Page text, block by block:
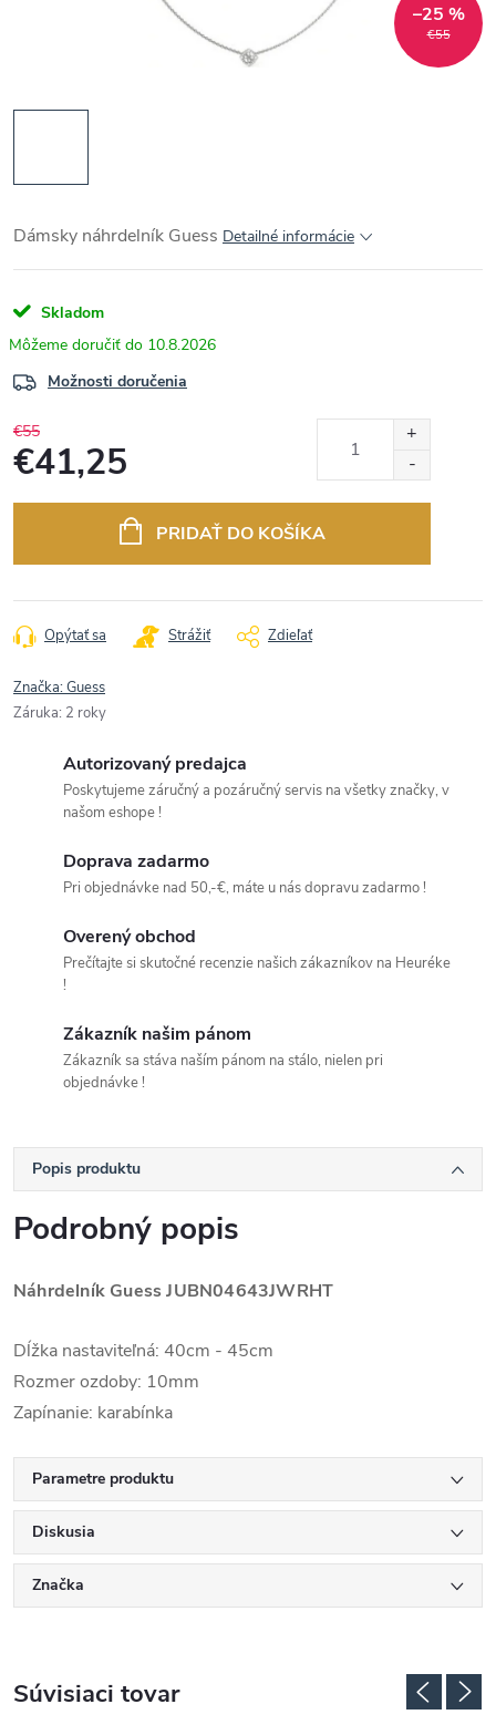
€55
–25 %
Dámsky náhrdelník Guess Detailné informácie
Skladom
10.8.2026
Možnosti doručenia
€55
€41,25
PRIDAŤ DO KOŠÍKA
Opýtať sa Strážiť Zdieľať
Značka:Guess
Záruka: 2 roky
Autorizovaný predajca
Poskytujeme záručný a pozáručný servis na všetky značky, v
našom eshope !
Doprava zadarmo
Pri objednávke nad 50,-€, máte u nás dopravu zadarmo !
Overený obchod
Prečítajte si skutočné recenzie našich zákazníkov na Heuréke
!
Zákazník našim pánom
Zákazník sa stáva naším pánom na stálo, nielen pri
objednávke !
Popis produktu
Podrobný popis
Náhrdelník GuessJUBN04643JWRHT
Dĺžka nastaviteľná: 40cm - 45cm
Rozmer ozdoby: 10mm
Zapínanie: karabínka
Parametre produktu
Diskusia
Značka
Súvisiaci tovar